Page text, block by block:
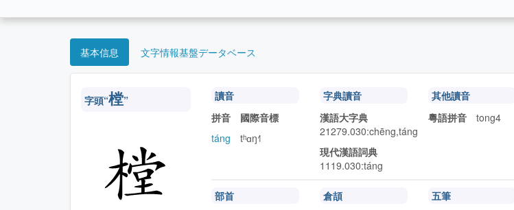
基本信息 文字情報基盤データベース
字頭“樘”
讀音
拼音 國際音標
táng tʰɑŋ˧˥
字典讀音
漢語大字典
21279.030:chēng,táng
現代漢語詞典
1119.030:táng
其他讀音
粵語拼音tong4
部首
倉頡
五筆